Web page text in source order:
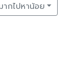
ากไปหาน้อย